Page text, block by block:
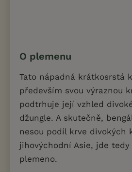
O plemenu
Tato nápadná krátkosrstá
především svou výraznou
podtrhuje její vzhled
džungle. A skutečně,
nesou podíl krve divokých
jihovýchodní Asie, jde
plemeno.